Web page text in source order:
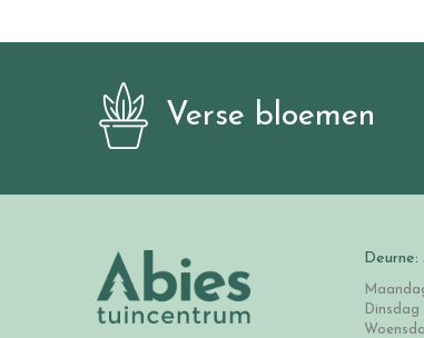
Verse bloemen
Dinsdag